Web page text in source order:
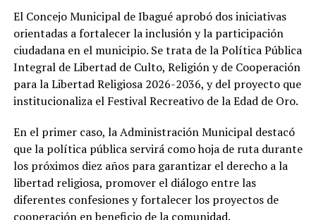
El Concejo Municipal de Ibagué aprobó dos iniciativas
orientadas a fortalecer la inclusión y la participación
ciudadana en el municipio. Se trata de la Política Pública
Integral de Libertad de Culto, Religión y de Cooperación
para la Libertad Religiosa 2026-2036, y del proyecto que
institucionaliza el Festival Recreativo de la Edad de Oro.
En el primer caso, la Administración Municipal destacó
que la política pública servirá como hoja de ruta durante
los próximos diez años para garantizar el derecho a la
libertad religiosa, promover el diálogo entre las
diferentes confesiones y fortalecer los proyectos de
cooperación en beneficio de la comunidad.